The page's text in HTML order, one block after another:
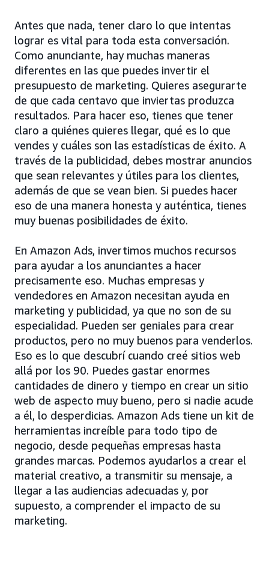
Antes que nada, tener claro lo que intentas
lograr es vital para toda esta conversación.
Como anunciante, hay muchas maneras
diferentes en las que puedes invertir el
presupuesto de marketing. Quieres asegurarte
de que cada centavo que inviertas produzca
resultados. Para hacer eso, tienes que tener
claro a quiénes quieres llegar, qué es lo que
vendes y cuáles son las estadísticas de éxito. A
través de la publicidad, debes mostrar anuncios
que sean relevantes y útiles para los clientes,
además de que se vean bien. Si puedes hacer
eso de una manera honesta y auténtica, tienes
muy buenas posibilidades de éxito.
En Amazon Ads, invertimos muchos recursos
para ayudar a los anunciantes a hacer
precisamente eso. Muchas empresas y
vendedores en Amazon necesitan ayuda en
marketing y publicidad, ya que no son de su
especialidad. Pueden ser geniales para crear
productos, pero no muy buenos para venderlos.
Eso es lo que descubrí cuando creé sitios web
allá por los 90. Puedes gastar enormes
cantidades de dinero y tiempo en crear un sitio
web de aspecto muy bueno, pero si nadie acude
a él, lo desperdicias. Amazon Ads tiene un kit de
herramientas increíble para todo tipo de
negocio, desde pequeñas empresas hasta
grandes marcas. Podemos ayudarlos a crear el
material creativo, a transmitir su mensaje, a
llegar a las audiencias adecuadas y, por
supuesto, a comprender el impacto de su
marketing.